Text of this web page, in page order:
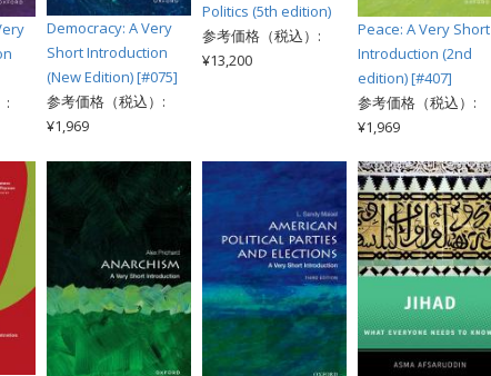
:
Democracy: A Very
Short Introduction
(New Edition) [#075]
参考価格（税込）:
¥1,969
Politics (5th edition)
参考価格（税込）:
¥13,200
Peace: A Very Short
Introduction (2nd
edition) [#407]
参考価格（税込）:
¥1,969